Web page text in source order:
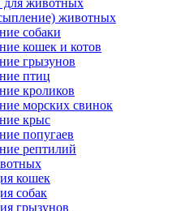
для животных
животных
собаки
кошек и котов
грызунов
птиц
кроликов
морских свинок
крыс
попугаев
рептилий
кошек
собак
грызунов